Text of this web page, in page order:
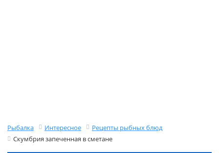
Рыбалка Интересное
Рецепты рыбных блюд
Скумбрия запеченная в сметане